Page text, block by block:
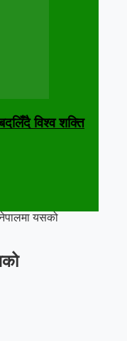
विश्व शक्ति
यसको